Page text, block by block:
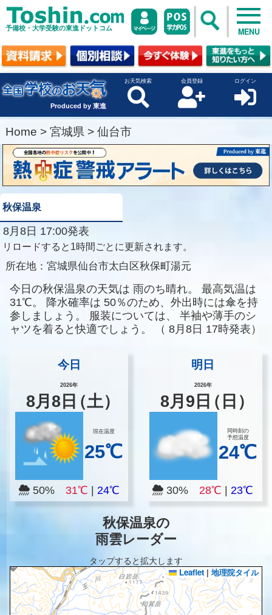
予備校・大学受験の東進ドットコム MENU
Produced by 東進
お天気検索 会員登録 ログイン
Home > 宮城県 > 仙台市
秋保温泉
8月8日 17:00発表
リロードすると1時間ごとに更新されます。
所在地： 宮城県仙台市太白区秋保町湯元
今日の秋保温泉の天気は 雨のち晴れ。
最高気温は
31℃。
降水確率は 50％のため、外出時には傘を持
参しましょう。
服装については、
半袖や薄手のシ
ャツを着ると快適でしょう。
（ 8月8日 17時発表）
今日
2026年
8月8 日（土）
現在温度
25℃
50% 31℃ 24℃
明日
2026年
8月 9 日（日）
同時刻の
予想温度
24℃
30%28℃ |23℃
秋保温泉の
雨雲レーダー
タップすると拡大します
Leaflet | 地理院タイル